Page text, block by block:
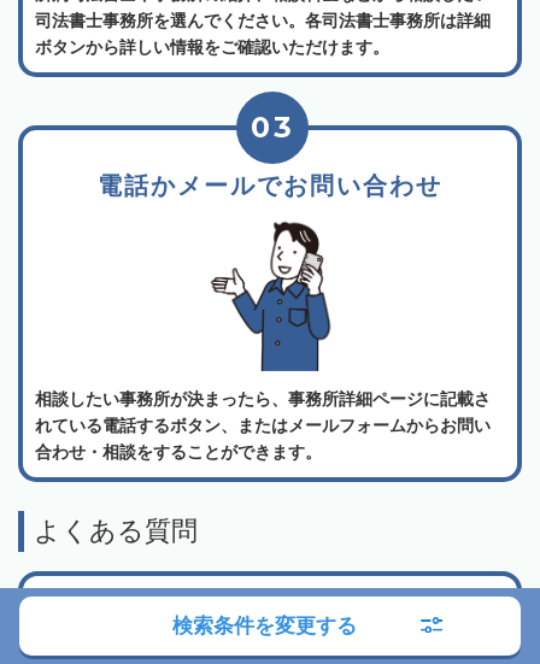
司法書士事務所を選んでください。各司法書士事務所は詳細
ボタンから詳しい情報をご確認いただけます。
電話かメールでお問い合わせ
03
相談したい事務所が決まったら、事務所詳細ページに記載さ
れている電話するボタン、またはメールフォームからお問い
合わせ・相談をすることができます。
よくある質問
相続会議の利用は無料でしょうか？
弁護士検索・税理士検索・司法書士検索、どの
検索条件を変更する